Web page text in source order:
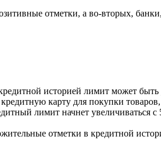
отметки, а во-вторых,
историей лимит может
карту для покупки товаров,
лимит начнет увеличиваться с
отметки в кредитной